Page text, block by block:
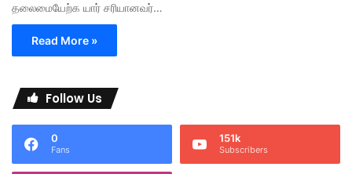
தலைமையேற்க யார் சரியானவர்…
Read More »
Follow Us
0
Fans
151k
Subscribers